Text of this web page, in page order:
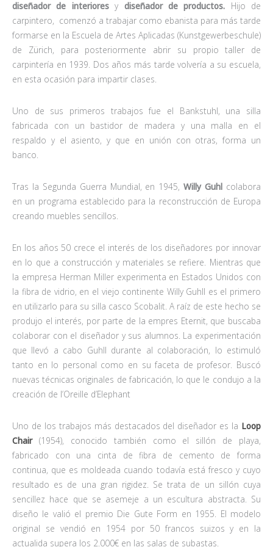
diseñador de interioresy diseñador de productos. Hijo de
carpintero, comenzó a trabajar como ebanista para más tarde
formarse en la Escuela de Artes Aplicadas (Kunstgewerbeschule)
de Zürich, para posteriormente abrir su propio taller de
carpintería en 1939. Dos años más tarde volvería a su escuela,
en esta ocasión para impartir clases.
Uno de sus primeros trabajos fue el Bankstuhl, una silla
fabricada con un bastidor de madera y una malla en el
respaldo y el asiento, y que en unión con otras, forma un
banco.
Tras la Segunda Guerra Mundial, en 1945,Willy Guhl colabora
en un programa establecido para la reconstrucción de Europa
creando muebles sencillos.
En los años 50 crece el interés de los diseñadores por innovar
en lo que a construcción y materiales se refiere. Mientras que
la empresa Herman Miller experimenta en Estados Unidos con
la fibra de vidrio, en el viejo continente Willy Guhll es el primero
en utilizarlo para su silla casco Scobalit. A raíz de este hecho se
produjo el interés, por parte de la empres Eternit, que buscaba
colaborar con el diseñador y sus alumnos. La experimentación
que llevó a cabo Guhll durante al colaboración, lo estimuló
tanto en lo personal como en su faceta de profesor. Buscó
nuevas técnicas originales de fabricación, lo que le condujo a la
creación de l’Oreille d’Elephant
Uno de los trabajos más destacados del diseñador es la Loop
Chair(1954), conocido también como el sillón de playa,
fabricado con una cinta de fibra de cemento de forma
continua, que es moldeada cuando todavía está fresco y cuyo
resultado es de una gran rigidez. Se trata de un sillón cuya
sencillez hace que se asemeje a un escultura abstracta. Su
diseño le valió el premio Die Gute Form en 1955. El modelo
original se vendió en 1954 por 50 francos suizos y en la
actualida supera los 2.000€ en las salas de subastas.